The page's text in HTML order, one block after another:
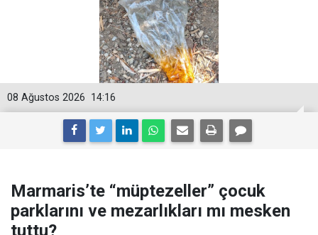
14:16
08 Ağustos 2026
Marmaris’te “müptezeller” çocuk
parklarını ve mezarlıkları mı mesken
tuttu?